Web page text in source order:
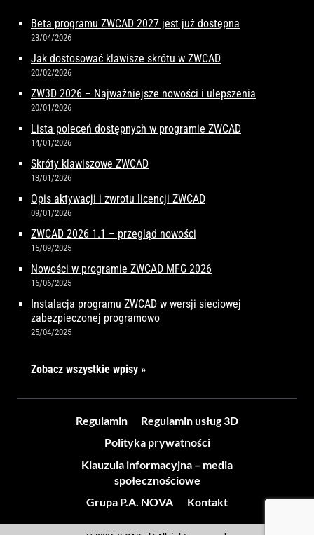
Beta programu ZWCAD 2027 jest już dostępna
23/04/2026
Jak dostosować klawisze skrótu w ZWCAD
20/02/2026
ZW3D 2026 – Najważniejsze nowości i ulepszenia
20/01/2026
Lista poleceń dostępnych w programie ZWCAD
14/01/2026
Skróty klawiszowe ZWCAD
13/01/2026
Opis aktywacji i zwrotu licencji ZWCAD
09/01/2026
ZWCAD 2026 1.1 – przegląd nowości
15/09/2025
Nowości w programie ZWCAD MFG 2026
16/06/2025
Instalacja programu ZWCAD w wersji sieciowej
zabezpieczonej programowo
25/04/2025
Zobacz wszystkie wpisy »
Regulamin
Regulamin usług 3D
Polityka prywatności
Klauzula informacyjna – media
społecznościowe
Grupa P.A. NOVA
Kontakt